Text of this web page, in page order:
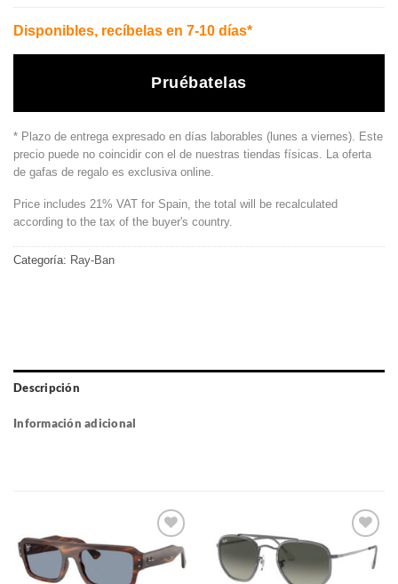
Disponibles, recíbelas en 7-10 días*
Pruébatelas
* Plazo de entrega expresado en días laborables (lunes a viernes). Este
precio puede no coincidir con el de nuestras tiendas físicas. La oferta
de gafas de regalo es exclusiva online.
Price includes 21% VAT for Spain, the total will be recalculated
according to the tax of the buyer's country.
Categoría: Ray-Ban
Descripción
Información adicional
Gafas
de sol
Gafas
de sol